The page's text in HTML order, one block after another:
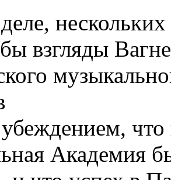
взгляды
что
Академия